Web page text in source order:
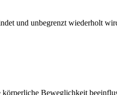
und unbegrenzt wiederholt
Beweglichkeit